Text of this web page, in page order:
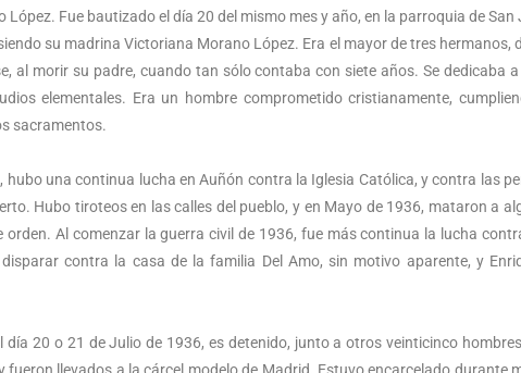
López. Fue bautizado el día 20 del mismo mes y año, en la parroquia de
su madrina Victoriana Morano López. Era el mayor de tres hermanos,
al morir su padre, cuando tan sólo contaba con siete años. Se dedicaba
elementales. Era un hombre comprometido cristianamente,
sacramentos.
hubo una continua lucha en Auñón contra la Iglesia Católica, y contra las
Hubo tiroteos en las calles del pueblo, y en Mayo de 1936, mataron a
orden. Al comenzar la guerra civil de 1936, fue más continua la lucha
contra la casa de la familia Del Amo, sin motivo aparente, y
día 20 o 21 de Julio de 1936, es detenido, junto a otros veinticinco